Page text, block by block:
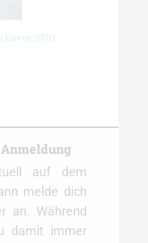
(SUI)
auf dem
melde dich
an. Während
damit immer